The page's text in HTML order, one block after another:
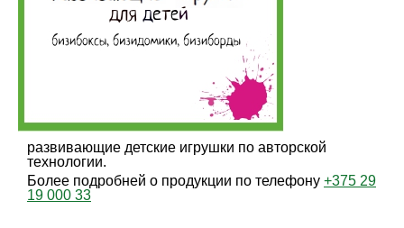
развивающие детские игрушки по авторской
технологии.
Более подробней о продукции по телефону +375 29
19 000 33